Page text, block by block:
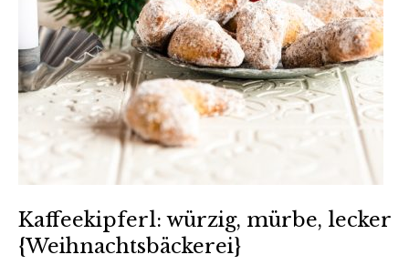
Kaffeekipferl: würzig, mürbe, lecker
{Weihnachtsbäckerei}